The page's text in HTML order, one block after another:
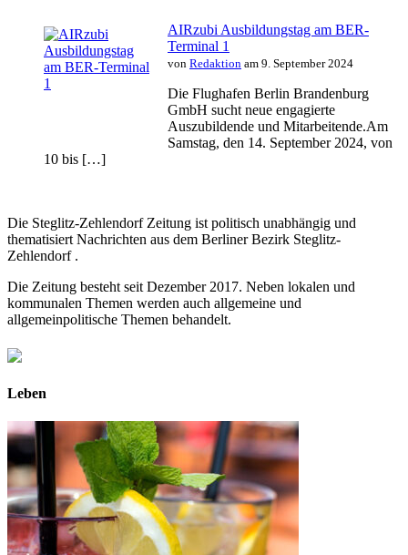
AIRzubi Ausbildungstag am BER-
Terminal 1
von Redaktion am 9. September 2024
Die Flughafen Berlin Brandenburg
GmbH sucht neue engagierte
Auszubildende und Mitarbeitende.Am
Samstag, den 14. September 2024, von
10 bis […]
Die Steglitz-Zehlendorf Zeitung ist politisch unabhängig und
thematisiert Nachrichten aus dem Berliner Bezirk Steglitz-
Zehlendorf .
Die Zeitung besteht seit Dezember 2017. Neben lokalen und
kommunalen Themen werden auch allgemeine und
allgemeinpolitische Themen behandelt.
Leben